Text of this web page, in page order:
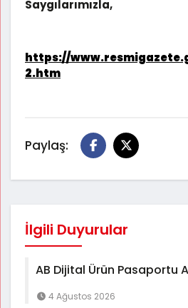
Saygılarımızla,
https://
2.htm
Paylaş:
İlgili Duyurular
AB Dijital Ürün Pasaportu
4 Ağustos 2026